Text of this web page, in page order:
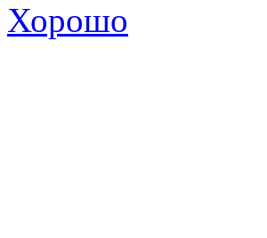
Хорошо